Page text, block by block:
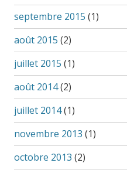
septembre 2015 (1)
août 2015 (2)
juillet 2015 (1)
août 2014(2)
juillet 2014(1)
novembre 2013 (1)
octobre 2013 (2)